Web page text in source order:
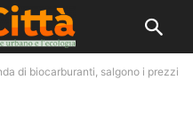
di biocarburanti, salgono i prezzi